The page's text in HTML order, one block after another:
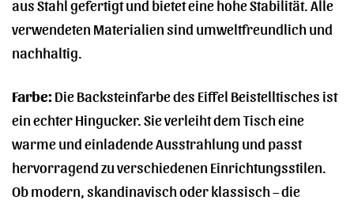
aus Stahl gefertigt und bietet eine hohe Stabilität. Alle
verwendeten Materialien sind umweltfreundlich und
nachhaltig.
Farbe:Die Backsteinfarbe des Eiffel Beistelltisches ist
ein echter Hingucker. Sie verleiht dem Tisch eine
warme und einladende Ausstrahlung und passt
hervorragend zu verschiedenen Einrichtungsstilen.
Ob modern, skandinavisch oder klassisch – die